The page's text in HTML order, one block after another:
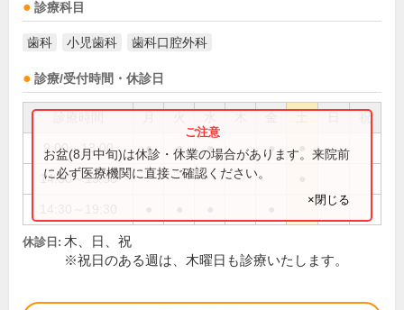
診療科目
歯科 小児歯科 歯科口腔外科
診療/受付時間・休診日
祝
9:00～13:00 ● ● ● ●
14:30～15:30
お盆(8月中旬)は休診・休業の場合があります。来院前
に必ず医療機関に直接ご確認ください。
×閉じる
休診日: 木、日、祝
※祝日のある週は、木曜日も診療いたします。